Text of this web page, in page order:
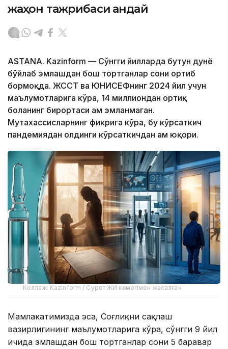
жаҳон тажрибаси қандай
ASTANA. Kazinform — Сўнгги йилларда бутун дунё
бўйлаб эмлашдан бош тортганлар сони ортиб
бормоқда. ЖССТ ва ЮНИCЕФнинг 2024 йил учун
маълумотларига кўра, 14 миллиондан ортиқ
боланинг бирортаси ҳам эмланмаган.
Мутахассисларнинг фикрига кўра, бу кўрсаткич
пандемиядан олдинги кўрсаткичдан ҳам юқори.
Коллаж: Kazinform / Сурет ЖИ көмегімен жасалған
Мамлакатимизда эса, Соғлиқни сақлаш
вазирлигининг маълумотларига кўра, сўнгги 9 йил
ичида эмлашдан бош тортганлар сони 5 баравар